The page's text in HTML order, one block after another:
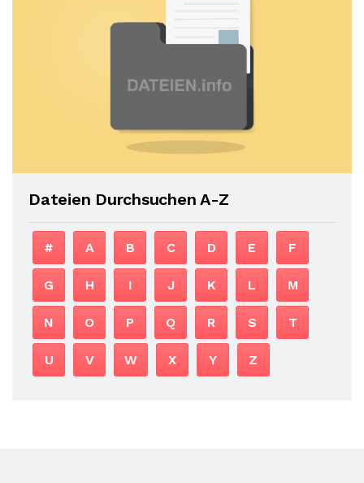
Dateien Durchsuchen A-Z
# A B C D E F
G H I J K L M
N O P Q R S T
U V W X Y Z